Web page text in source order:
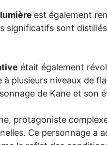
est également
significatifs sont
était également
à plusieurs niveaux de
de Kane et son
protagoniste
Ce personnage a